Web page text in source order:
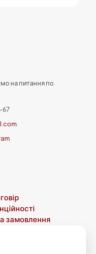
на питання по
67
замовлення